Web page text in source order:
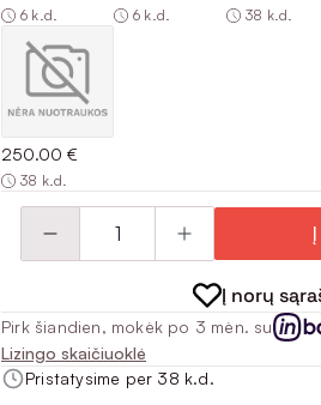
6 k.d. 6 k.d. 38 k.d.
250.00 €
38 k.d.
Į norų
Pirk šiandien, mokėk po 3 mėn. su
Lizingo skaičiuoklė
Pristatysime per 38 k.d.